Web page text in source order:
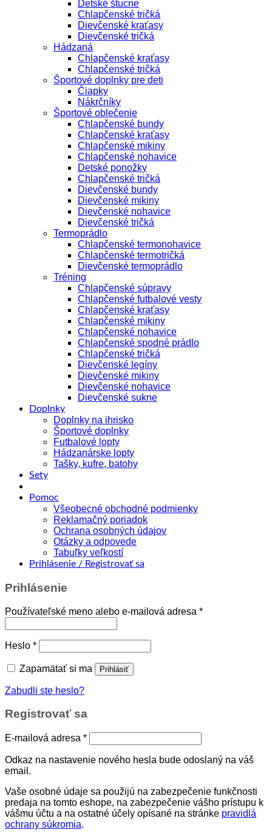
Detské štucne
Chlapčenské tričká
Dievčenské kraťasy
Dievčenské tričká
Hádzaná
Chlapčenské kraťasy
Chlapčenské tričká
Športové doplnky pre deti
Čiapky
Nákrčníky
Športové oblečenie
Chlapčenské bundy
Chlapčenské kraťasy
Chlapčenské mikiny
Chlapčenské nohavice
Detské ponožky
Chlapčenské tričká
Dievčenské bundy
Dievčenské mikiny
Dievčenské nohavice
Dievčenské tričká
Termoprádlo
Chlapčenské termonohavice
Chlapčenské termotričká
Dievčenské termoprádlo
Tréning
Chlapčenské súpravy
Chlapčenské futbalové vesty
Chlapčenské kraťasy
Chlapčenské mikiny
Chlapčenské nohavice
Chlapčenské spodné prádlo
Chlapčenské tričká
Dievčenské legíny
Dievčenské mikiny
Dievčenské nohavice
Dievčenské sukne
Doplnky
Doplnky na ihrisko
Športové doplnky
Futbalové lopty
Hádzanárske lopty
Tašky, kufre, batohy
Sety
Pomoc
Všeobecné obchodné podmienky
Reklamačný poriadok
Ochrana osobných údajov
Otázky a odpovede
Tabuľky veľkostí
Prihlásenie / Registrovať sa
Prihlásenie
Používateľské meno alebo e-mailová adresa *Povinné
Heslo *Povinné
Zapamätať si ma Prihlásiť
Zabudli ste heslo?
Registrovať sa
E-mailová adresa *Povinné
Odkaz na nastavenie nového hesla bude odoslaný na váš
email.
Vaše osobné údaje sa použijú na zabezpečenie funkčnosti
predaja na tomto eshope, na zabezpečenie vášho prístupu k
vášmu účtu a na ostatné účely opísané na stránke pravidlá
ochrany súkromia.